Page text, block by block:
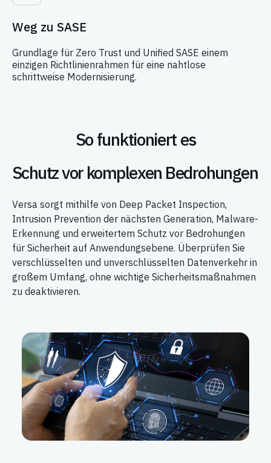
Weg zu SASE
Grundlage für Zero Trust und Unified SASE einem
einzigen Richtlinienrahmen für eine nahtlose
schrittweise Modernisierung.
So funktioniert es
Schutz vor komplexen Bedrohungen
Versa sorgt mithilfe von Deep Packet Inspection,
Intrusion Prevention der nächsten Generation, Malware-
Erkennung und erweitertem Schutz vor Bedrohungen
für Sicherheit auf Anwendungsebene. Überprüfen Sie
verschlüsselten und unverschlüsselten Datenverkehr in
großem Umfang, ohne wichtige Sicherheitsmaßnahmen
zu deaktivieren.